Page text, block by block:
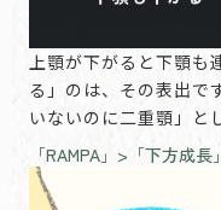
上顎が下がると下顎も
る」のは、その表出で
いないのに二重顎」と
「RAMPA」>「下方成長」